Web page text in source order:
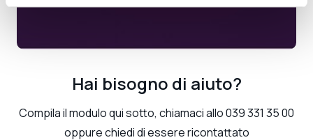
Hai bisogno di aiuto?
Compila il modulo qui sotto, chiamaci allo 039 331 35 00
oppure chiedi di essere ricontattato